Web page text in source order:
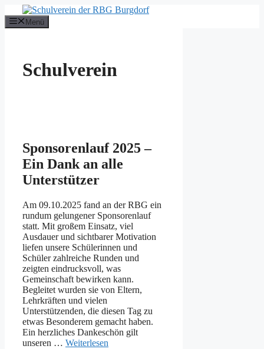
Inhalt
springen
Menü
Schulverein
Sponsorenlauf 2025 –
Ein Dank an alle
Unterstützer
Am 09.10.2025 fand an der RBG ein
rundum gelungener Sponsorenlauf
statt. Mit großem Einsatz, viel
Ausdauer und sichtbarer Motivation
liefen unsere Schülerinnen und
Schüler zahlreiche Runden und
zeigten eindrucksvoll, was
Gemeinschaft bewirken kann.
Begleitet wurden sie von Eltern,
Lehrkräften und vielen
Unterstützenden, die diesen Tag zu
etwas Besonderem gemacht haben.
Ein herzliches Dankeschön gilt
unseren … Weiterlesen